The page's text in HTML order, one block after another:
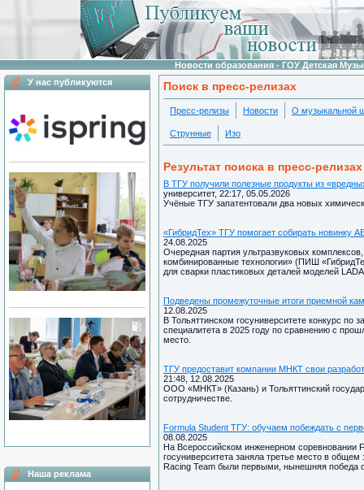
Новости образования - ГОУ Детская
У нас публикуются
Наша реклама
Поиск в пресс-релизах
Пресс-релизы Новости О музыкальной
Струнные Изо
Результат поиска в пресс-релизах
В ТГУ получили полезные продукты из
университет, 22:17, 05.05.2026
Учёные ТГУ запатентовали два новых
«ГибридТех» ТГУ помогает собирать новинку
24.08.2025
Очередная партия ультразвуковых
комбинированные технологии» (ПИШ
для сварки пластиковых деталей моделей
Подведены промежуточные итоги приемной
12.08.2025
В Тольяттинском госуниверситете конкурс по
специалитета в 2025 году по сравнению с
место.
ТГУ предоставит компании МНКТ свои
21:48, 12.08.2025
ООО «МНКТ» (Казань) и Тольяттинский
сотрудничестве.
Formula Student ТГУ: обучаем побеждать с
08.08.2025
На Всероссийском инженерном соревновании
госуниверситета заняла третье место в
Racing Team были первыми, нынешняя победа